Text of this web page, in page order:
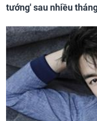
tướng' sau nhiều